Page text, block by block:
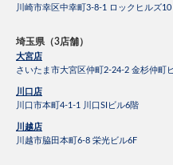
川崎市幸区中幸町3-8-1 ロックヒルズ10
埼玉県（3店舗）
大宮店
さいたま市大宮区仲町2-24-2 金杉仲町
川口店
川口市本町4-1-1 川口SIビル6階
川越店
川越市脇田本町6-8 栄光ビル6F